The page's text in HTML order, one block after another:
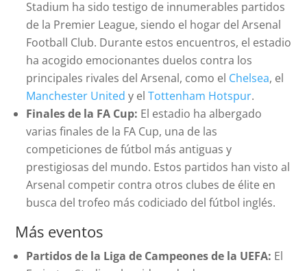
Stadium ha sido testigo de innumerables partidos
de la Premier League, siendo el hogar del Arsenal
Football Club. Durante estos encuentros, el estadio
ha acogido emocionantes duelos contra los
principales rivales del Arsenal, como el Chelsea, el
Manchester United y elTottenham Hotspur.
Finales de la FA Cup: El estadio ha albergado
varias finales de la FA Cup, una de las
competiciones de fútbol más antiguas y
prestigiosas del mundo. Estos partidos han visto al
Arsenal competir contra otros clubes de élite en
busca del trofeo más codiciado del fútbol inglés.
Más eventos
Partidos de la Liga de Campeones de la UEFA: El